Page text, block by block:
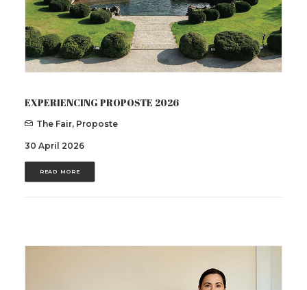
EXPERIENCING PROPOSTE 2026
The Fair, Proposte
30 April 2026
READ MORE